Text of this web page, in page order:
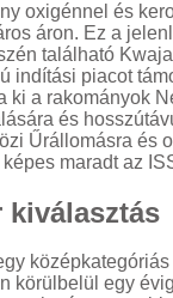
oxigénnel és
áron. Ez a
található
indítási piacot
ki a rakományok
és
Űrállomásra és
maradt az
kiválasztás
körülbelül egy